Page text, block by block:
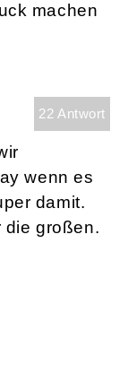
machen
22 Antwort
wenn es
damit.
die großen.